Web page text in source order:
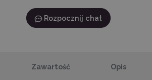
Rozpocznij chat
Zawartość Opis